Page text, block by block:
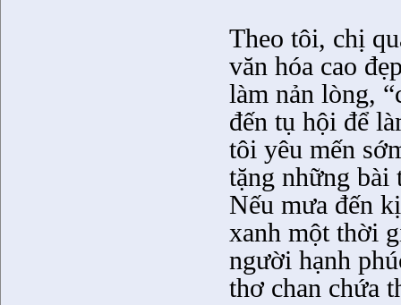
Theo tôi, chị
văn hóa cao
làm nản lòng,
đến tụ hội để
tôi yêu mến
tặng những
Nếu mưa đến
xanh một thời
người hạnh
thơ chan chứa